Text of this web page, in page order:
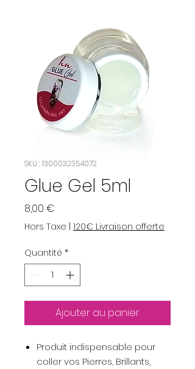
SKU : 1300032354072
Glue Gel 5ml
8,00 €
Hors Taxe 120€ Livraison offerte
Quantité *
Ajouter au panier
Produit indispensable pour
coller vos Pierres, Brillants,